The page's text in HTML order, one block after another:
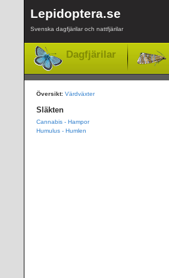
Lepidoptera.se
Svenska dagfjärilar och nattfjärilar
Dagfjärilar
Översikt: Värdväxter
Släkten
Cannabis - Hampor
Humulus - Humlen